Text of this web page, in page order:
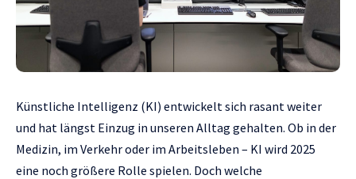
Künstliche Intelligenz (KI) entwickelt sich rasant weiter
und hat längst Einzug in unseren Alltag gehalten. Ob in der
Medizin, im Verkehr oder im Arbeitsleben – KI wird 2025
eine noch größere Rolle spielen. Doch welche